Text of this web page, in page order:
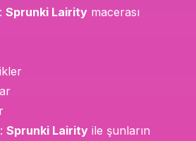
: Sprunki Lairity macerası
: Sprunki Lairity ile şunların